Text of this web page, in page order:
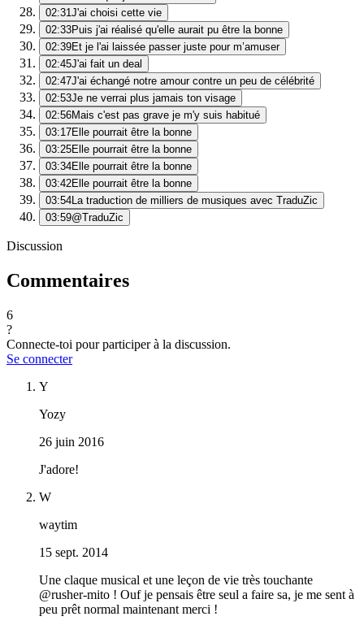
02:31J'ai choisi cette vie
02:33Puis j'ai réalisé qu'elle aurait pu être la bonne
02:39Et je l'ai laissée passer juste pour m’amuser
02:45J'ai fait un deal
02:47J'ai échangé notre amour contre un peu de célébrité
02:53Je ne verrai plus jamais ton visage
02:56Mais c'est pas grave je m'y suis habitué
03:17Elle pourrait être la bonne
03:25Elle pourrait être la bonne
03:34Elle pourrait être la bonne
03:42Elle pourrait être la bonne
03:54La traduction de milliers de musiques avec TraduZic
03:59@TraduZic
Discussion
Commentaires
6
?
Connecte-toi pour participer à la discussion.
Se connecter
Y
Yozy
26 juin 2016
J'adore!
W
waytim
15 sept. 2014
Une claque musical et une leçon de vie très touchante
@rusher-mito ! Ouf je pensais être seul a faire sa, je me sent à
peu prêt normal maintenant merci !